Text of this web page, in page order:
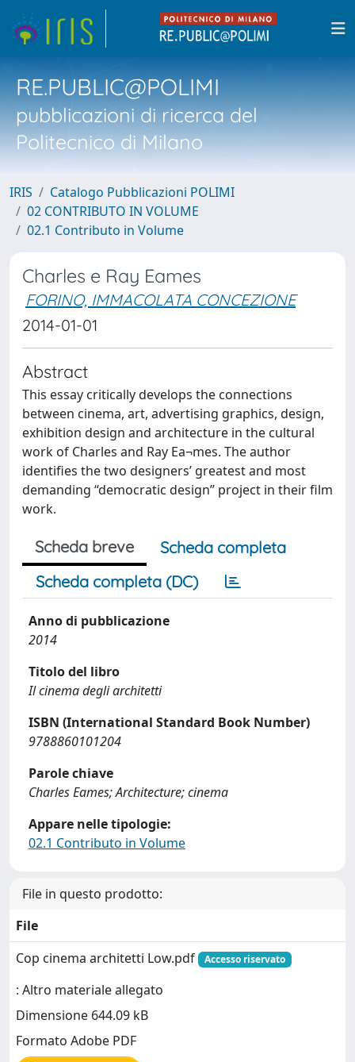
RE.PUBLIC@POLIMI
pubblicazioni di ricerca del
Politecnico di Milano
IRIS
Catalogo Pubblicazioni POLIMI
02 CONTRIBUTO IN VOLUME
02.1 Contributo in Volume
Charles e Ray Eames
FORINO, IMMACOLATA CONCEZIONE
2014-01-01
Abstract
This essay critically develops the connections
between cinema, art, advertising graphics, design,
exhibition design and architecture in the cultural
work of Charles and Ray Ea¬mes. The author
identifies the two designers’ greatest and most
demanding “democratic design” project in their film
work.
Scheda breve
Scheda completa
Scheda completa (DC)
Anno di pubblicazione
2014
Titolo del libro
Il cinema degli architetti
ISBN (International Standard Book Number)
9788860101204
Parole chiave
Charles Eames; Architecture; cinema
Appare nelle tipologie:
02.1 Contributo in Volume
File in questo prodotto:
File
Cop cinema architetti Low.pdf
Accesso riservato
: Altro materiale allegato
Dimensione 644.09 kB
Formato Adobe PDF